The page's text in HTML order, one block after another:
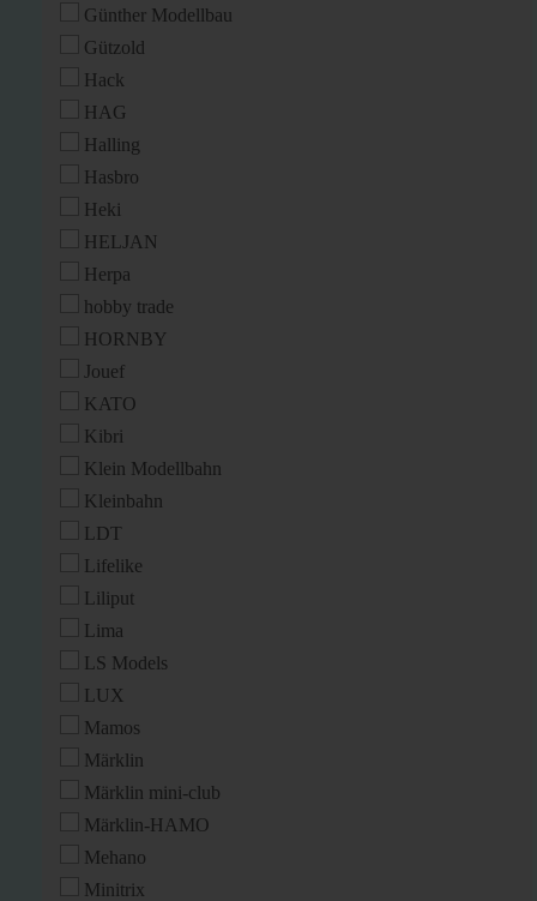
Günther Modellbau
Gützold
Hack
HAG
Halling
Hasbro
Heki
HELJAN
Herpa
hobby trade
HORNBY
Jouef
KATO
Kibri
Klein Modellbahn
Kleinbahn
LDT
Lifelike
Liliput
Lima
LS Models
LUX
Mamos
Märklin
Märklin mini-club
Märklin-HAMO
Mehano
Minitrix